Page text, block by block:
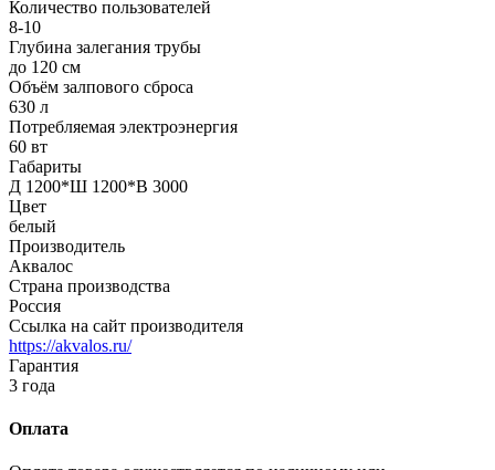
Количество пользователей
8-10
Глубина залегания трубы
до 120 см
Объём залпового сброса
630 л
Потребляемая электроэнергия
60 вт
Габариты
Д 1200*Ш 1200*В 3000
Цвет
белый
Производитель
Аквалос
Страна производства
Россия
Ссылка на сайт производителя
https://akvalos.ru/
Гарантия
3 года
Оплата